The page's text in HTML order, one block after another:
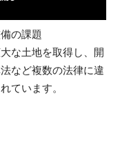
の課題
な土地を取得し、開
など複数の法律に違
ています。